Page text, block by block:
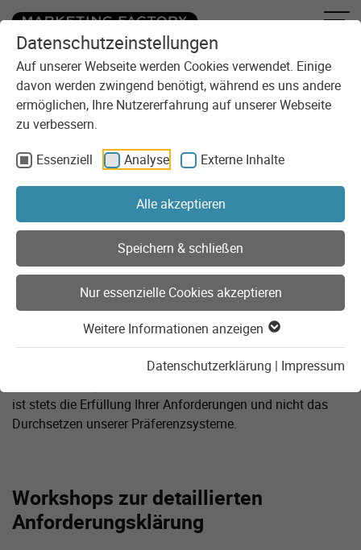
Datenschutzeinstellungen
Auf unserer Webseite werden Cookies verwendet. Einige
davon werden zwingend benötigt, während es uns andere
ermöglichen, Ihre Nutzererfahrung auf unserer Webseite
zu verbessern.
Essenziell
Analyse Externe Inhalte
Alle akzeptieren
Speichern & schließen
Nur essenzielle Cookies akzeptieren
Weitere Informationen anzeigen
Datenschutzerklärung | Impressum
Zum Inhalt springen
Sie sind here:
Technologieauswahl
Wir vertrauen in unserem Daily Business auf eine Reihe von
etablierten Technologien und Systemen, die sich in vielen
unserer Projekte bereits bewiesen haben. Aber: Wir wählen
stets die Technologie aus, die zu Ihrem individuellen
Problem und Anforderungskatalog passt und setzen Sie
ist stets die Erfüllung Ihrer Anforderungen und nicht das
Durchsetzen unserer Präferenzsysteme.
Workshops zur detaillierten
Anforderungsklärung